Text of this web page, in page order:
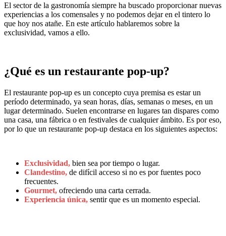
El sector de la gastronomía siempre ha buscado proporcionar nuevas
experiencias a los comensales y no podemos dejar en el tintero lo
que hoy nos atañe. En este artículo hablaremos sobre la
exclusividad, vamos a ello.
¿Qué es un restaurante pop-up?
El restaurante pop-up es un concepto cuya premisa es estar un
período determinado, ya sean horas, días, semanas o meses, en un
lugar determinado. Suelen encontrarse en lugares tan dispares como
una casa, una fábrica o en festivales de cualquier ámbito. Es por eso,
por lo que un restaurante pop-up destaca en los siguientes aspectos:
Exclusividad, bien sea por tiempo o lugar.
Clandestino, de difícil acceso si no es por fuentes poco
frecuentes.
Gourmet, ofreciendo una carta cerrada.
Experiencia única, sentir que es un momento especial.